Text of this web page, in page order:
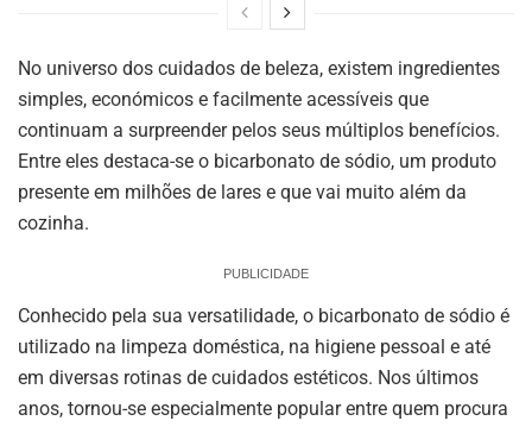
No universo dos cuidados de beleza, existem ingredientes
simples, económicos e facilmente acessíveis que
continuam a surpreender pelos seus múltiplos benefícios.
Entre eles destaca-se o bicarbonato de sódio, um produto
presente em milhões de lares e que vai muito além da
cozinha.
PUBLICIDADE
Conhecido pela sua versatilidade, o bicarbonato de sódio é
utilizado na limpeza doméstica, na higiene pessoal e até
em diversas rotinas de cuidados estéticos. Nos últimos
anos, tornou-se especialmente popular entre quem procura